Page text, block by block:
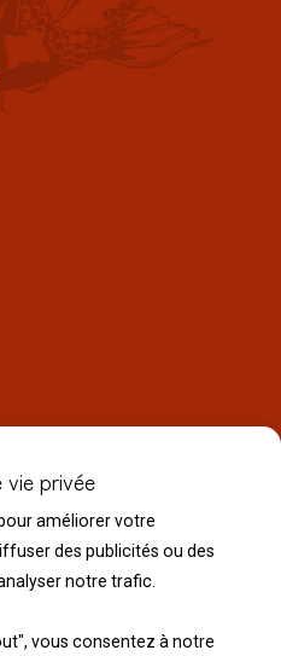
privée
améliorer votre
des publicités ou des
notre trafic.
vous consentez à notre